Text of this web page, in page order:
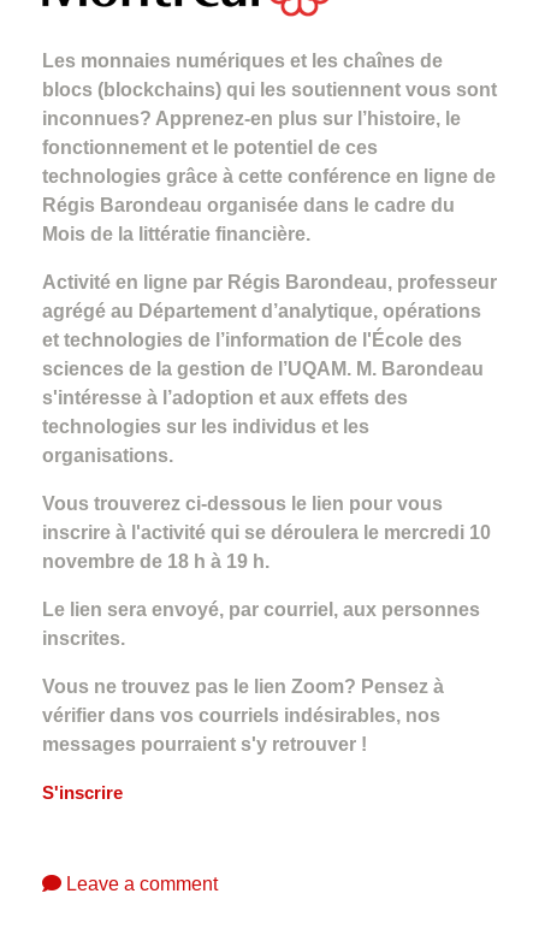
Les monnaies numériques et les chaînes de
blocs (blockchains) qui les soutiennent vous sont
inconnues? Apprenez-en plus sur l’histoire, le
fonctionnement et le potentiel de ces
technologies grâce à cette conférence en ligne de
Régis Barondeau organisée dans le cadre du
Mois de la littératie financière.
Activité en ligne par Régis Barondeau, professeur
agrégé au Département d’analytique, opérations
et technologies de l’information de l'École des
sciences de la gestion de l’UQAM. M. Barondeau
s'intéresse à l’adoption et aux effets des
technologies sur les individus et les
organisations.
Vous trouverez ci-dessous le lien pour vous
inscrire à l'activité qui se déroulera le mercredi 10
novembre de 18 h à 19 h.
Le lien sera envoyé, par courriel, aux personnes
inscrites.
Vous ne trouvez pas le lien Zoom? Pensez à
vérifier dans vos courriels indésirables, nos
messages pourraient s'y retrouver !
S'inscrire
Leave a comment